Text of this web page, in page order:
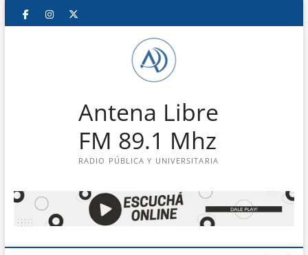
Saltar
FacebookInstagram
Antena Libre
FM 89.1 Mhz
RADIO PÚBLICA Y UNIVERSITARIA